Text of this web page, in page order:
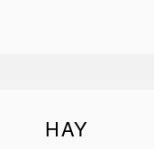
HAY